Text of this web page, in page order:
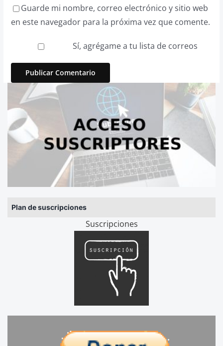
Plan de suscripciones
Suscripciones
Guarde mi nombre, correo electrónico y sitio web
en este navegador para la próxima vez que comente.
Sí, agrégame a tu lista de correos